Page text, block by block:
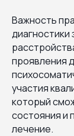
Важность
проявления
участия
который
состояния и
лечение.